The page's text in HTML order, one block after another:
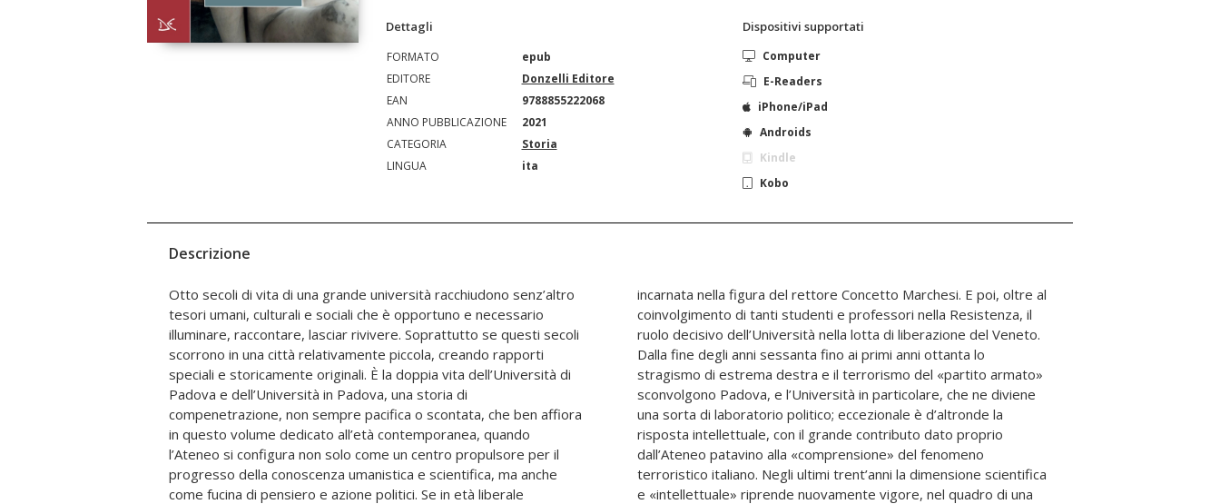
Dettagli
FORMATO
epub
EDITORE
Donzelli Editore
EAN
9788855222068
ANNO PUBBLICAZIONE
2021
CATEGORIA
Storia
LINGUA
ita
Dispositivi supportati
Computer
E-Readers
iPhone/iPad
Androids
Kindle
Kobo
Descrizione
Otto secoli di vita di una grande università racchiudono senz’altro
tesori umani, culturali e sociali che è opportuno e necessario
illuminare, raccontare, lasciar rivivere. Soprattutto se questi secoli
scorrono in una città relativamente piccola, creando rapporti
speciali e storicamente originali. È la doppia vita dell’Università di
Padova e dell’Università in Padova, una storia di
compenetrazione, non sempre pacifica o scontata, che ben affiora
in questo volume dedicato all’età contemporanea, quando
l’Ateneo si configura non solo come un centro propulsore per il
progresso della conoscenza umanistica e scientifica, ma anche
come fucina di pensiero e azione politici. Se in età liberale
incarnata nella figura del rettore Concetto Marchesi. E poi, oltre al
coinvolgimento di tanti studenti e professori nella Resistenza, il
ruolo decisivo dell’Università nella lotta di liberazione del Veneto.
Dalla fine degli anni sessanta fino ai primi anni ottanta lo
stragismo di estrema destra e il terrorismo del «partito armato»
sconvolgono Padova, e l’Università in particolare, che ne diviene
una sorta di laboratorio politico; eccezionale è d’altronde la
risposta intellettuale, con il grande contributo dato proprio
dall’Ateneo patavino alla «comprensione» del fenomeno
terroristico italiano. Negli ultimi trent’anni la dimensione scientifica
e «intellettuale» riprende nuovamente vigore, nel quadro di una